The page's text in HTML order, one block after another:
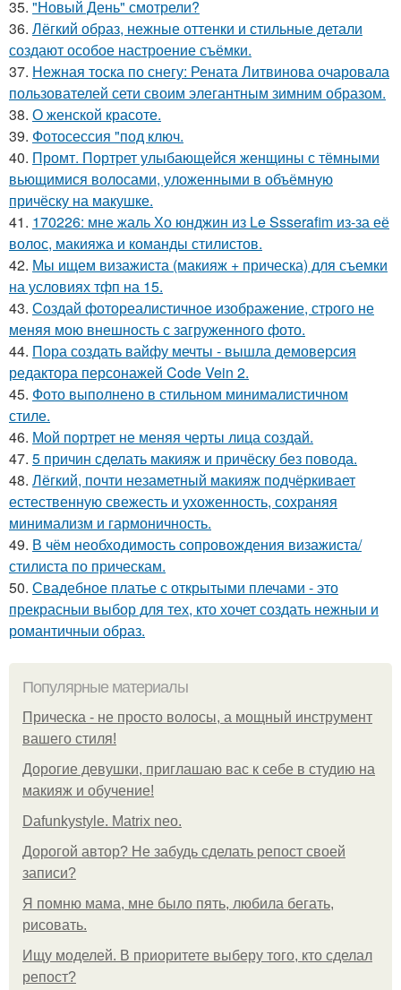
35. "Новый День" смотрели?
36. Лёгкий образ, нежные оттенки и стильные детали
создают особое настроение съёмки.
37. Нежная тоска по снегу: Рената Литвинова очаровала
пользователей сети своим элегантным зимним образом.
38. О женской красоте.
39. Фотосессия "под ключ.
40. Промт. Портрет улыбающейся женщины с тёмными
вьющимися волосами, уложенными в объёмную
причёску на макушке.
41. 170226: мне жаль Хо юнджин из Le Ssserafim из-за её
волос, макияжа и команды стилистов.
42. Мы ищем визажиста (макияж + прическа) для съемки
на условиях тфп на 15.
43. Создай фотореалистичное изображение, строго не
меняя мою внешность с загруженного фото.
44. Пора создать вайфу мечты - вышла демоверсия
редактора персонажей Code Vein 2.
45. Фото выполнено в стильном минималистичном
стиле.
46. Мой портрет не меняя черты лица создай.
47. 5 причин сделать макияж и причёску без повода.
48. Лёгкий, почти незаметный макияж подчёркивает
естественную свежесть и ухоженность, сохраняя
минимализм и гармоничность.
49. В чём необходимость сопровождения визажиста/
стилиста по прическам.
50. Свадебное платье с открытыми плечами - это
прекрасныи выбор для тех, кто хочет создать нежныи и
романтичныи образ.
Популярные материалы
Прическа - не просто волосы, а мощный инструмент
вашего стиля!
Дорогие девушки, приглашаю вас к себе в студию на
макияж и обучение!
Dafunkystyle. Matrix neo.
Дорогой автор? Не забудь сделать репост своей
записи?
Я помню мама, мне было пять, любила бегать,
рисовать.
Ищу моделей. В приоритете выберу того, кто сделал
репост?